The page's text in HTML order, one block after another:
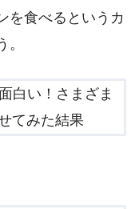
を食べるというカ